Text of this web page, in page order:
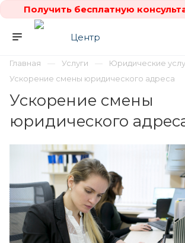
Получить бесплатную
Главная Услуги
Юридические
Ускорение смены юридического адреса
Ускорение смены
юридического